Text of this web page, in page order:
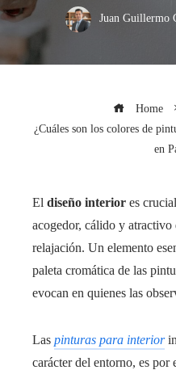
Juan Guillermo
Home
¿Cuáles son los colores de
en
El diseño interior es
acogedor, cálido y
relajación. Un elemento
paleta cromática de las
evocan en quienes las
Las pinturas para interior
carácter del entorno, es por